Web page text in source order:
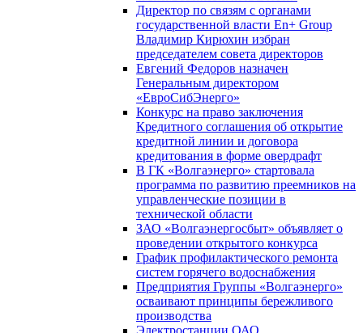
Директор по связям с органами
государственной власти En+ Group
Владимир Кирюхин избран
председателем совета директоров
Евгений Федоров назначен
Генеральным директором
«ЕвроСибЭнерго»
Конкурс на право заключения
Кредитного соглашения об открытие
кредитной линии и договора
кредитования в форме овердрафт
В ГК «Волгаэнерго» стартовала
программа по развитию преемников на
управленческие позиции в
технической области
ЗАО «Волгаэнергосбыт» объявляет о
проведении открытого конкурса
График профилактического ремонта
систем горячего водоснабжения
Предприятия Группы «Волгаэнерго»
осваивают принципы бережливого
производства